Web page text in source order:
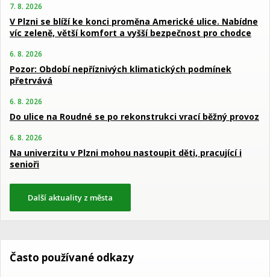
7. 8. 2026
V Plzni se blíží ke konci proměna Americké ulice. Nabídne
víc zeleně, větší komfort a vyšší bezpečnost pro chodce
6. 8. 2026
Pozor: Období nepříznivých klimatických podmínek
přetrvává
6. 8. 2026
Do ulice na Roudné se po rekonstrukci vrací běžný provoz
6. 8. 2026
Na univerzitu v Plzni mohou nastoupit děti, pracující i
senioři
Další aktuality z města
Často používané odkazy